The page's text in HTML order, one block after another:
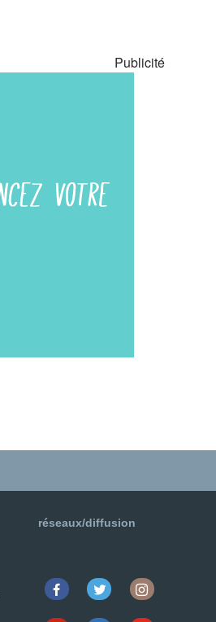
Publicité
réseaux/diffusion
Facebook Twitter Instagram